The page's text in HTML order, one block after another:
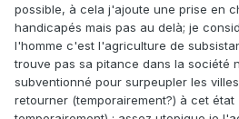
possible, à cela j'ajoute une prise en
handicapés mais pas au delà; je
l'homme c'est l'agriculture de
trouve pas sa pitance dans la société
subventionné pour surpeupler les
retourner (temporairement?) à cet